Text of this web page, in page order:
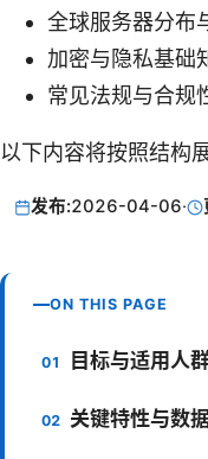
全球服务器分布
加密与隐私基础
常见法规与合规
以下内容将按照结构
发布:2026-04-06·
ON THIS PAGE
目标与适用人
关键特性与数